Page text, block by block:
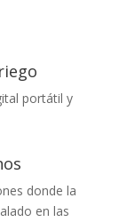
portátil y
donde la
en las